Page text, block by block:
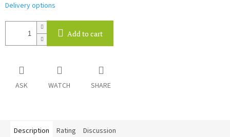
Delivery options
Add to cart
ASK WATCH SHARE
Description Rating Discussion